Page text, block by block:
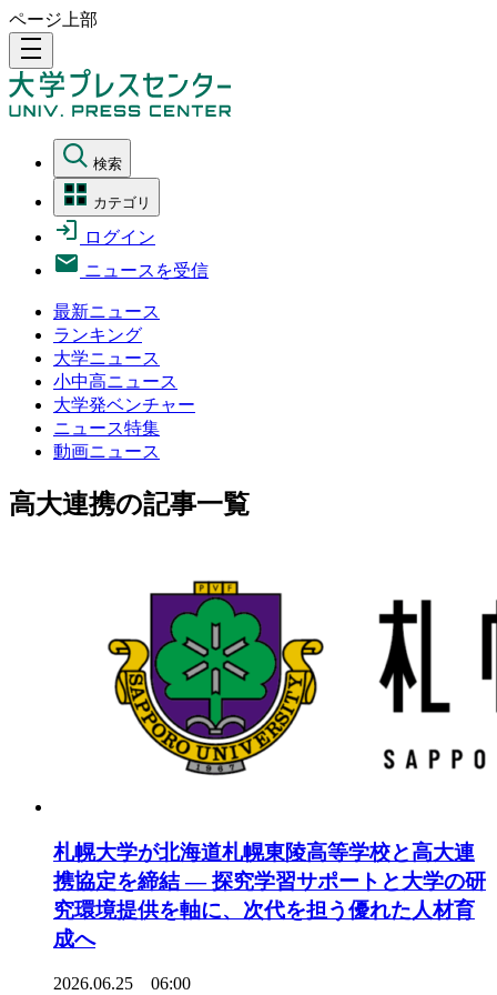
ページ上部
density_medium
検索
カテゴリ
ログイン
ニュースを受信
最新ニュース
ランキング
大学ニュース
小中高ニュース
大学発ベンチャー
ニュース特集
動画ニュース
高大連携の記事一覧
札幌大学が北海道札幌東陵高等学校と高大連
携協定を締結 ― 探究学習サポートと大学の研
究環境提供を軸に、次代を担う優れた人材育
成へ
2026.06.25 06:00